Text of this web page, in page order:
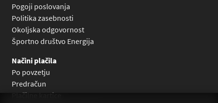
Pogoji poslovanja
Politika zasebnosti
Okoljska odgovornost
Športno društvo Energija
Načini plačila
Po povzetju
Predračun
Plačilne kartice